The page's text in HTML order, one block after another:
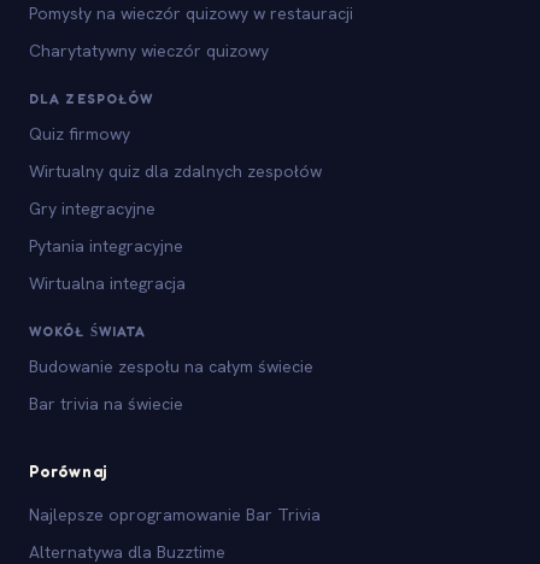
Pomysły na wieczór quizowy w restauracji
Charytatywny wieczór quizowy
DLA ZESPOŁÓW
Quiz firmowy
Wirtualny quiz dla zdalnych zespołów
Gry integracyjne
Pytania integracyjne
Wirtualna integracja
WOKÓŁ ŚWIATA
Budowanie zespołu na całym świecie
Bar trivia na świecie
Porównaj
Najlepsze oprogramowanie Bar Trivia
Alternatywa dla Buzztime